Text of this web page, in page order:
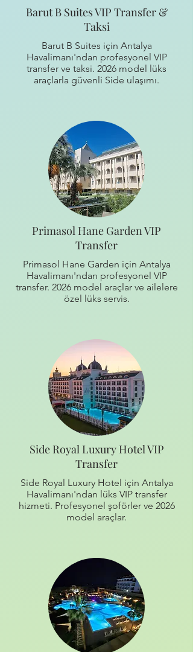
Barut B Suites VIP Transfer &
Taksi
Barut B Suites için Antalya
Havalimanı'ndan profesyonel VIP
transfer ve taksi. 2026 model lüks
araçlarla güvenli Side ulaşımı.
Primasol Hane Garden VIP
Transfer
Primasol Hane Garden için Antalya
Havalimanı'ndan profesyonel VIP
transfer. 2026 model araçlar ve ailelere
özel lüks servis.
Side Royal Luxury Hotel VIP
Transfer
Side Royal Luxury Hotel için Antalya
Havalimanı'ndan lüks VIP transfer
hizmeti. Profesyonel şoförler ve 2026
model araçlar.